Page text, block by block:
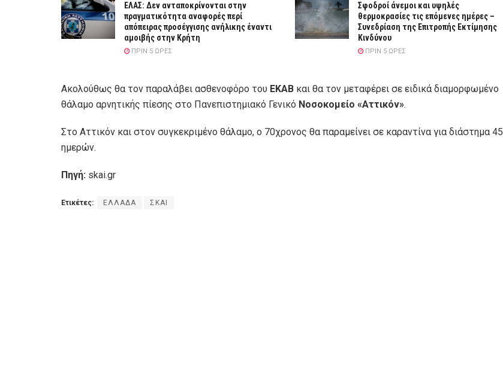
ΕΛΑΣ: Δεν ανταποκρίνονται στην
πραγματικότητα αναφορές περί
απόπειρας προσέγγισης ανήλικης έναντι
αμοιβής στην Κρήτη
ΠΡΙΝ 5 ΏΡΕΣ
Σφοδροί άνεμοι και υψηλές
θερμοκρασίες τις επόμενες ημέρες –
Συνεδρίαση της Επιτροπής Εκτίμησης
Κινδύνου
ΠΡΙΝ 5 ΏΡΕΣ
Ακολούθως θα τον παραλάβει ασθενοφόρο του ΕΚΑΒ και θα τον μεταφέρει σε ειδικά διαμορφωμένο
θάλαμο αρνητικής πίεσης στο Πανεπιστημιακό Γενικό Νοσοκομείο «Αττικόν».
Στο Αττικόν και στον συγκεκριμένο θάλαμο, ο 70χρονος θα παραμείνει σε καραντίνα για διάστημα 45
ημερών.
Πηγή: skai.gr
Ετικέτες: ΕΛΛΑΔΑ ΣΚΑΙ